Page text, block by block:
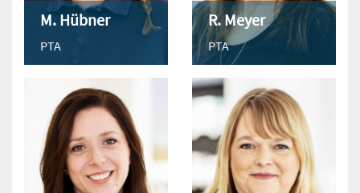
M. Hübner
PTA
R. Meyer
PTA